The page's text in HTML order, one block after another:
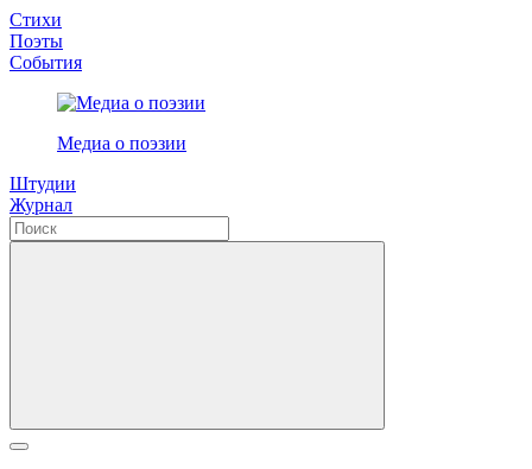
Стихи
Поэты
События
Медиа о поэзии
Штудии
Журнал